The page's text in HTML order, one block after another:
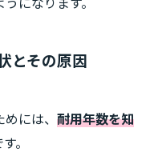
うになります。
とその原因
には、 耐用年数を知
。